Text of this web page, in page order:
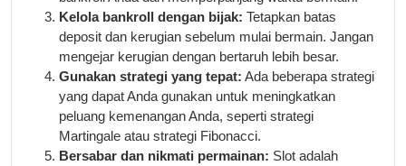
Kelola bankroll dengan bijak: Tetapkan batas
deposit dan kerugian sebelum mulai bermain. Jangan
mengejar kerugian dengan bertaruh lebih besar.
Gunakan strategi yang tepat: Ada beberapa strategi
yang dapat Anda gunakan untuk meningkatkan
peluang kemenangan Anda, seperti strategi
Martingale atau strategi Fibonacci.
Bersabar dan nikmati permainan: Slot adalah